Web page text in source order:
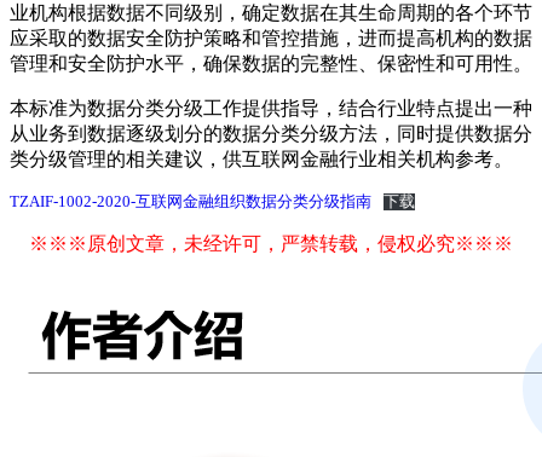
业机构根据数据不同级别，确定数据在其生命周期的各个环节
应采取的数据安全防护策略和管控措施，进而提高机构的数据
管理和安全防护水平，确保数据的完整性、保密性和可用性。
本标准为数据分类分级工作提供指导，结合行业特点提出一种
从业务到数据逐级划分的数据分类分级方法，同时提供数据分
类分级管理的相关建议，供互联网金融行业相关机构参考。
TZAIF-1002-2020-互联网金融组织数据分类分级指南 下载
※※※原创文章，未经许可，严禁转载，侵权必究※※※